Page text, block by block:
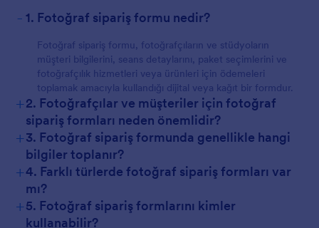
- 1. Fotoğraf sipariş formu nedir?
Fotoğraf sipariş formu, fotoğrafçıların ve stüdyoların
müşteri bilgilerini, seans detaylarını, paket seçimlerini ve
fotoğrafçılık hizmetleri veya ürünleri için ödemeleri
toplamak amacıyla kullandığı dijital veya kağıt bir formdur.
+2. Fotoğrafçılar ve müşteriler için fotoğraf
sipariş formları neden önemlidir?
+3. Fotoğraf sipariş formunda genellikle hangi
bilgiler toplanır?
+4. Farklı türlerde fotoğraf sipariş formları var
mı?
+5. Fotoğraf sipariş formlarını kimler
kullanabilir?